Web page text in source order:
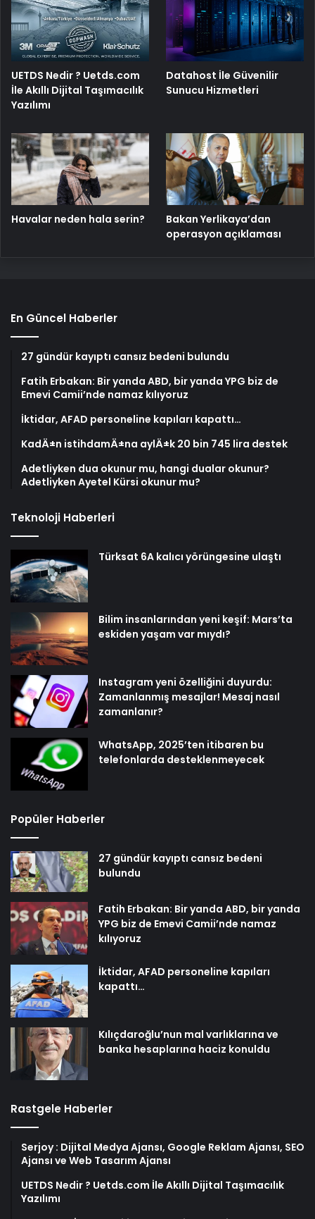
UETDS Nedir ? Uetds.com
İle Akıllı Dijital Taşımacılık
Yazılımı
Datahost İle Güvenilir
Sunucu Hizmetleri
Havalar neden hala serin?
Bakan Yerlikaya’dan
operasyon açıklaması
En Güncel Haberler
27 gündür kayıptı cansız bedeni bulundu
Fatih Erbakan: Bir yanda ABD, bir yanda YPG biz de
Emevi Camii’nde namaz kılıyoruz
İktidar, AFAD personeline kapıları kapattı…
KadÄ±n istihdamÄ±na aylÄ±k 20 bin 745 lira destek
Adetliyken dua okunur mu, hangi dualar okunur?
Adetliyken Ayetel Kürsi okunur mu?
Teknoloji Haberleri
Türksat 6A kalıcı yörüngesine ulaştı
Bilim insanlarından yeni keşif: Mars’ta
eskiden yaşam var mıydı?
Instagram yeni özelliğini duyurdu:
Zamanlanmış mesajlar! Mesaj nasıl
zamanlanır?
WhatsApp, 2025’ten itibaren bu
telefonlarda desteklenmeyecek
Popüler Haberler
27 gündür kayıptı cansız bedeni
bulundu
Fatih Erbakan: Bir yanda ABD, bir yanda
YPG biz de Emevi Camii’nde namaz
kılıyoruz
İktidar, AFAD personeline kapıları
kapattı…
Kılıçdaroğlu’nun mal varlıklarına ve
banka hesaplarına haciz konuldu
Rastgele Haberler
Serjoy : Dijital Medya Ajansı, Google Reklam Ajansı, SEO
Ajansı ve Web Tasarım Ajansı
UETDS Nedir ? Uetds.com İle Akıllı Dijital Taşımacılık
Yazılımı